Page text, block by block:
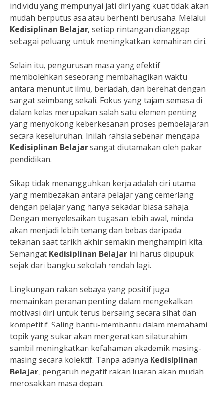
individu yang mempunyai jati diri yang kuat tidak akan
mudah berputus asa atau berhenti berusaha. Melalui
Kedisiplinan Belajar, setiap rintangan dianggap
sebagai peluang untuk meningkatkan kemahiran diri.
Selain itu, pengurusan masa yang efektif
membolehkan seseorang membahagikan waktu
antara menuntut ilmu, beriadah, dan berehat dengan
sangat seimbang sekali. Fokus yang tajam semasa di
dalam kelas merupakan salah satu elemen penting
yang menyokong keberkesanan proses pembelajaran
secara keseluruhan. Inilah rahsia sebenar mengapa
Kedisiplinan Belajarsangat diutamakan oleh pakar
pendidikan.
Sikap tidak menangguhkan kerja adalah ciri utama
yang membezakan antara pelajar yang cemerlang
dengan pelajar yang hanya sekadar biasa sahaja.
Dengan menyelesaikan tugasan lebih awal, minda
akan menjadi lebih tenang dan bebas daripada
tekanan saat tarikh akhir semakin menghampiri kita.
Semangat Kedisiplinan Belajar ini harus dipupuk
sejak dari bangku sekolah rendah lagi.
Lingkungan rakan sebaya yang positif juga
memainkan peranan penting dalam mengekalkan
motivasi diri untuk terus bersaing secara sihat dan
kompetitif. Saling bantu-membantu dalam memahami
topik yang sukar akan mengeratkan silaturahim
sambil meningkatkan kefahaman akademik masing-
masing secara kolektif. Tanpa adanya Kedisiplinan
Belajar, pengaruh negatif rakan luaran akan mudah
merosakkan masa depan.